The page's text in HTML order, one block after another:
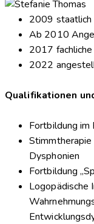
2009 staatlich
Ab 2010
2017
2022
Qualifikationen
Fortbildung im
Dysphonien
Fortbildung
Logopädische